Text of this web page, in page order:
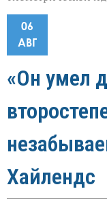
06
АВГ
«Он умел
Хайлендс